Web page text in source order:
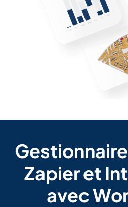
Zapier et
avec